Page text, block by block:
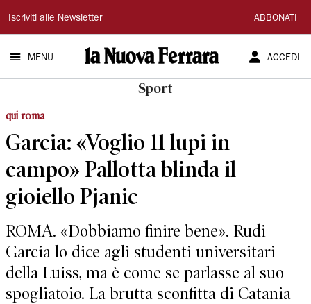
La
Nuova
Ferrara
Iscriviti alle Newsletter ABBONATI
MENU ACCEDI
Sport
qui roma
Garcia: «Voglio 11 lupi in
campo» Pallotta blinda il
gioiello Pjanic
ROMA. «Dobbiamo finire bene». Rudi
Garcia lo dice agli studenti universitari
della Luiss, ma è come se parlasse al suo
spogliatoio. La brutta sconfitta di Catania